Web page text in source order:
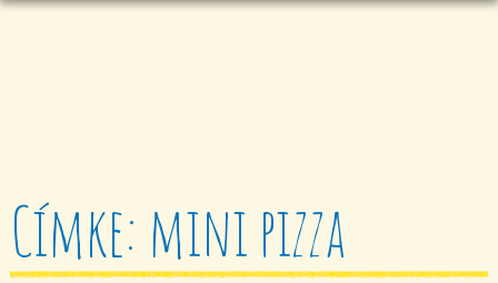
Címke: mini pizza